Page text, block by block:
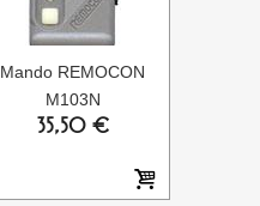
Mando REMOCON
M103N
35,50 €